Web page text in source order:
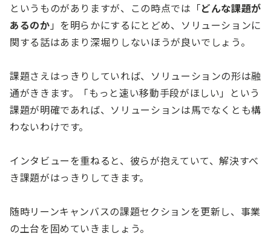
というものがありますが、この時点では「どんな課題が
あるのか 」を明らかにするにとどめ、ソリューションに
関する話はあまり深堀りしないほうが良いでしょう。
課題さえはっきりしていれば、ソリューションの形は融
通がききます。「もっと速い移動手段がほしい」という
課題が明確であれば、ソリューションは馬でなくとも構
わないわけです。
インタビューを重ねると、彼らが抱えていて、解決すべ
き課題がはっきりしてきます。
随時リーンキャンバスの課題セクションを更新し、事業
の土台を固めていきましょう。